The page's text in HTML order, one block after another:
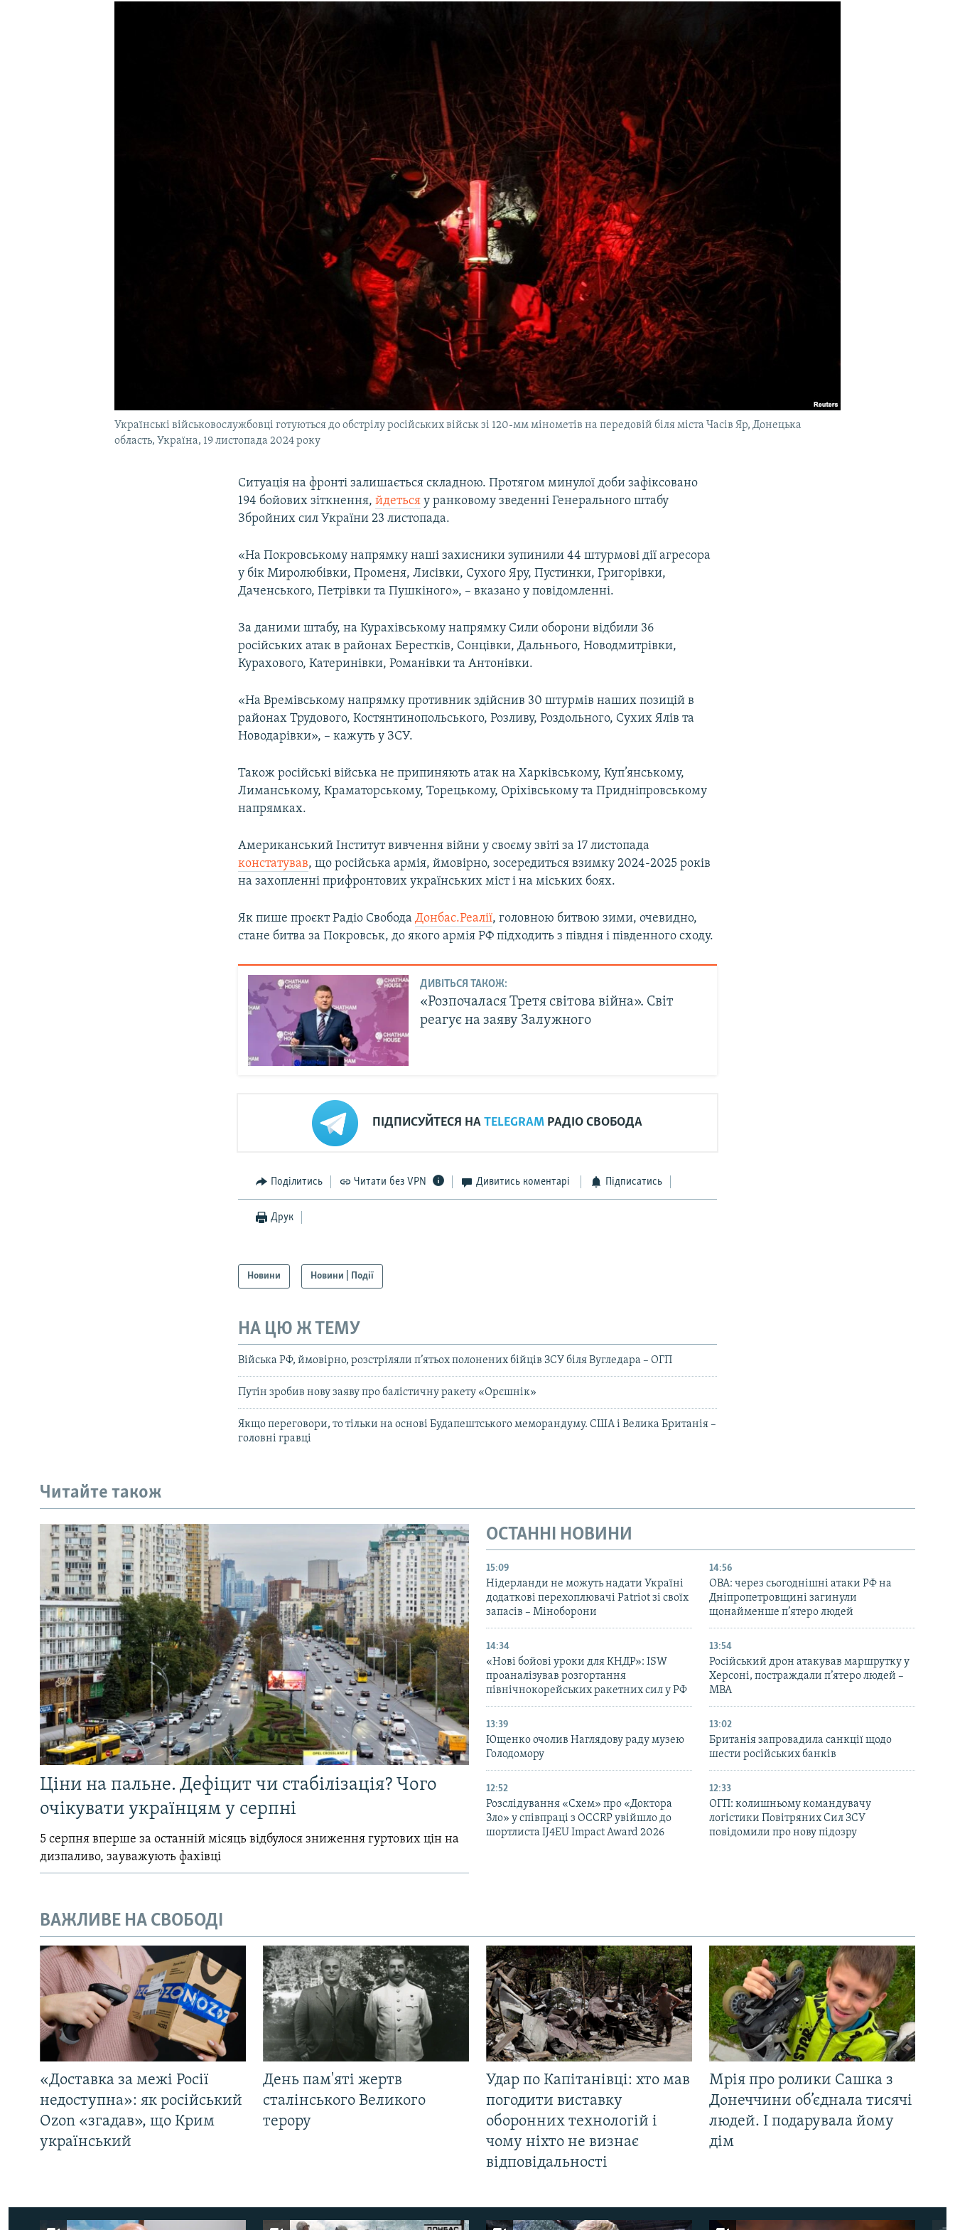
Українські військовослужбовці готуються до обстрілу російських військ зі 120-мм мінометів на передовій біля міста Часів Яр, Донецька
область, Україна, 19 листопада 2024 року
Ситуація на фронті залишається складною. Протягом минулої доби зафіксовано
194 бойових зіткнення,йдеться у ранковому зведенні Генерального штабу
Збройних сил України 23 листопада.
«На Покровському напрямку наші захисники зупинили 44 штурмові дії агресора
у бік Миролюбівки, Променя, Лисівки, Сухого Яру, Пустинки, Григорівки,
Даченського, Петрівки та Пушкіного», – вказано у повідомленні.
За даними штабу, на Курахівському напрямку Сили оборони відбили 36
російських атак в районах Берестків, Сонцівки, Дальнього, Новодмитрівки,
Курахового, Катеринівки, Романівки та Антонівки.
«На Времівському напрямку противник здійснив 30 штурмів наших позицій в
районах Трудового, Костянтинопольського, Розливу, Роздольного, Сухих Ялів та
Новодарівки», – кажуть у ЗСУ.
Також російські війська не припиняють атак на Харківському, Куп’янському,
Лиманському, Краматорському, Торецькому, Оріхівському та Придніпровському
напрямках.
Американський Інститут вивчення війни у своєму звіті за 17 листопада
констатував, що російська армія, ймовірно, зосередиться взимку 2024-2025 років
на захопленні прифронтових українських міст і на міських боях.
Як пише проєкт Радіо СвободаДонбас.Реалії, головною битвою зими, очевидно,
стане битва за Покровськ, до якого армія РФ підходить з півдня і південного сходу.
ДИВІТЬСЯ ТАКОЖ:
«Розпочалася Третя світова війна». Світ
реагує на заяву Залужного
ПІДПИСУЙТЕСЯ НАTELEGRAM РАДІО СВОБОДА
Поділитись Читати без VPN Дивитись коментарі Підписатись
Друк
Новини Новини | Події
НА ЦЮ Ж ТЕМУ
Війська РФ, ймовірно, розстріляли п’ятьох полонених бійців ЗСУ біля Вугледара – ОГП
Путін зробив нову заяву про балістичну ракету «Орєшнік»
Якщо переговори, то тільки на основі Будапештського меморандуму. США і Велика Британія –
головні гравці
Читайте також
Ціни на пальне. Дефіцит чи стабілізація? Чого
очікувати українцям у серпні
5 серпня вперше за останній місяць відбулося зниження гуртових цін на
дизпаливо, зауважують фахівці
ОСТАННІ НОВИНИ
15:09
Нідерланди не можуть надати Україні
додаткові перехоплювачі Patriot зі своїх
запасів – Міноборони
14:56
ОВА: через сьогоднішні атаки РФ на
Дніпропетровщині загинули
щонайменше п’ятеро людей
14:34
«Нові бойові уроки для КНДР»: ISW
проаналізував розгортання
північнокорейських ракетних сил у РФ
13:54
Російський дрон атакував маршрутку у
Херсоні, постраждали п’ятеро людей –
МВА
13:39
Ющенко очолив Наглядову раду музею
Голодомору
13:02
Британія запровадила санкції щодо
шести російських банків
12:52
Розслідування «Схем» про «Доктора
Зло» у співпраці з OCCRP увійшло до
шортлиста IJ4EU Impact Award 2026
12:33
ОГП: колишньому командувачу
логістики Повітряних Сил ЗСУ
повідомили про нову підозру
ВАЖЛИВЕ НА СВОБОДІ
«Доставка за межі Росії
недоступна»: як російський
Ozon «згадав», що Крим
український
День пам'яті жертв
сталінського Великого
терору
Удар по Капітанівці: хто мав
погодити виставку
оборонних технологій і
чому ніхто не визнає
відповідальності
Мрія про ролики Сашка з
Донеччини об’єднала тисячі
людей. І подарувала йому
дім